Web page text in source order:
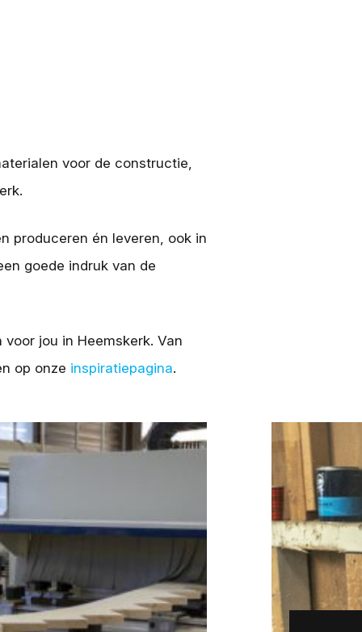
voor de constructie,
produceren én leveren, ook in
goede indruk van de
jou in Heemskerk. Van
op onze inspiratiepagina.